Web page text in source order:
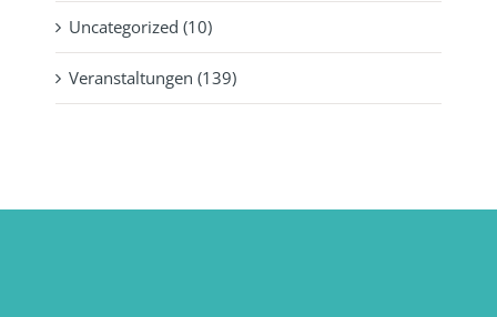
Uncategorized (10)
Veranstaltungen (139)